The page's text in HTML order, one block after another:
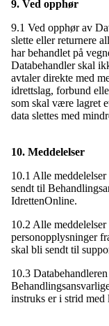
9. Ved opphør
9.1 Ved opphør av
slette eller returnere
har behandlet på
Databehandler skal
avtaler direkte med
idrettslag, forbund
som skal være lagret
data slettes med
10. Meddelelser
10.1 Alle
sendt til
IdrettenOnline.
10.2 Alle
personopplysninger
skal bli sendt til
10.3
instruks er i strid med